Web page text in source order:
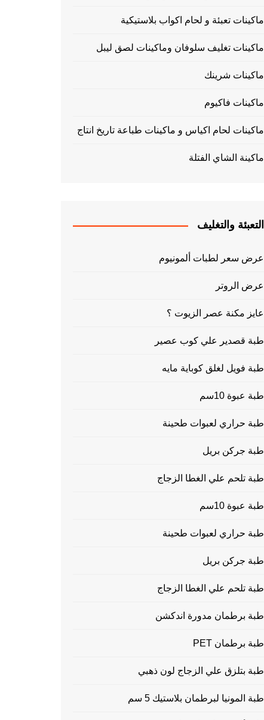
ماكينات تعبئة و لحام اكواب بلاستيكية
ماكينات تغليف سلوفان وماكينات لصق ليبل
ماكينات شرينك
ماكينات فاكيوم
ماكينات لحام اكياس و ماكينات طباعة تاريخ انتاج
ماكينة الشاي الفتلة
التعبئة والتغليف
عرض سعر لطبات ألمونيوم
عرض الروتر
عايز مكنة عصر الزيوت ؟
طبة قصدير علي كوب عصير
طبة فويل لغلق كوباية مايه
طبة عبوة 10سم
طبة حراري لعبوات طحينة
طبة جركن بريل
طبة تلحم علي الغطا الزجاج
طبة عبوة 10سم
طبة حراري لعبوات طحينة
طبة جركن بريل
طبة تلحم علي الغطا الزجاج
طبة برطمان مدورة اندكشن
طبة برطمان PET
طبة بتلزق علي الزجاج لون ذهبي
طبة المونيا لبرطمان بلاستيك 5 سم